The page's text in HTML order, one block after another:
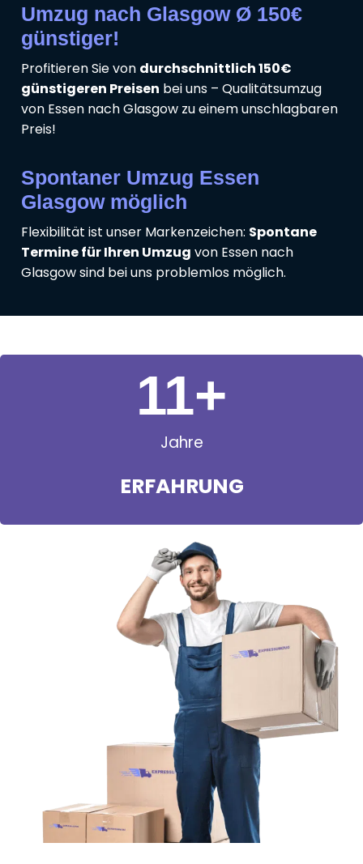
Umzug nach Glasgow Ø 150€
günstiger!
Profitieren Sie von durchschnittlich 150€
günstigeren Preisen bei uns – Qualitätsumzug
von Essen nach Glasgow zu einem unschlagbaren
Preis!
Spontaner Umzug Essen
Glasgow möglich
Flexibilität ist unser Markenzeichen: Spontane
Termine für Ihren Umzug von Essen nach
Glasgow sind bei uns problemlos möglich.
Jahre
ERFAHRUNG
11+